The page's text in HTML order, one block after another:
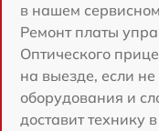
в нашем
Ремонт платы
Оптического
на выезде, если
оборудования и
доставит технику